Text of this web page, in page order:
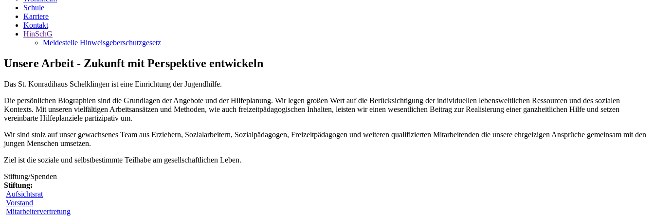
Schule
Karriere
Kontakt
HinSchG
Meldestelle Hinweisgeberschutzgesetz
Unsere Arbeit - Zukunft mit Perspektive entwickeln
Das St. Konradihaus Schelklingen ist eine Einrichtung der Jugendhilfe.
Die persönlichen Biographien sind die Grundlagen der Angebote und der Hilfeplanung. Wir legen großen Wert auf die Berücksichtigung der individuellen lebensweltlichen Ressourcen und des sozialen
Kontexts. Mit unseren vielfältigen Arbeitsansätzen und Methoden, wie auch freizeitpädagogischen Inhalten, leisten wir einen wesentlichen Beitrag zur Realisierung einer ganzheitlichen Hilfe und setzen
vereinbarte Hilfeplanziele partizipativ um.
Wir sind stolz auf unser gewachsenes Team aus Erziehern, Sozialarbeitern, Sozialpädagogen, Freizeitpädagogen und weiteren qualifizierten Mitarbeitenden die unsere ehrgeizigen Ansprüche gemeinsam mit den
jungen Menschen umsetzen.
Ziel ist die soziale und selbstbestimmte Teilhabe am gesellschaftlichen Leben.
Stiftung/Spenden
Stiftung:
Aufsichtsrat
Vorstand
Mitarbeitervertretung